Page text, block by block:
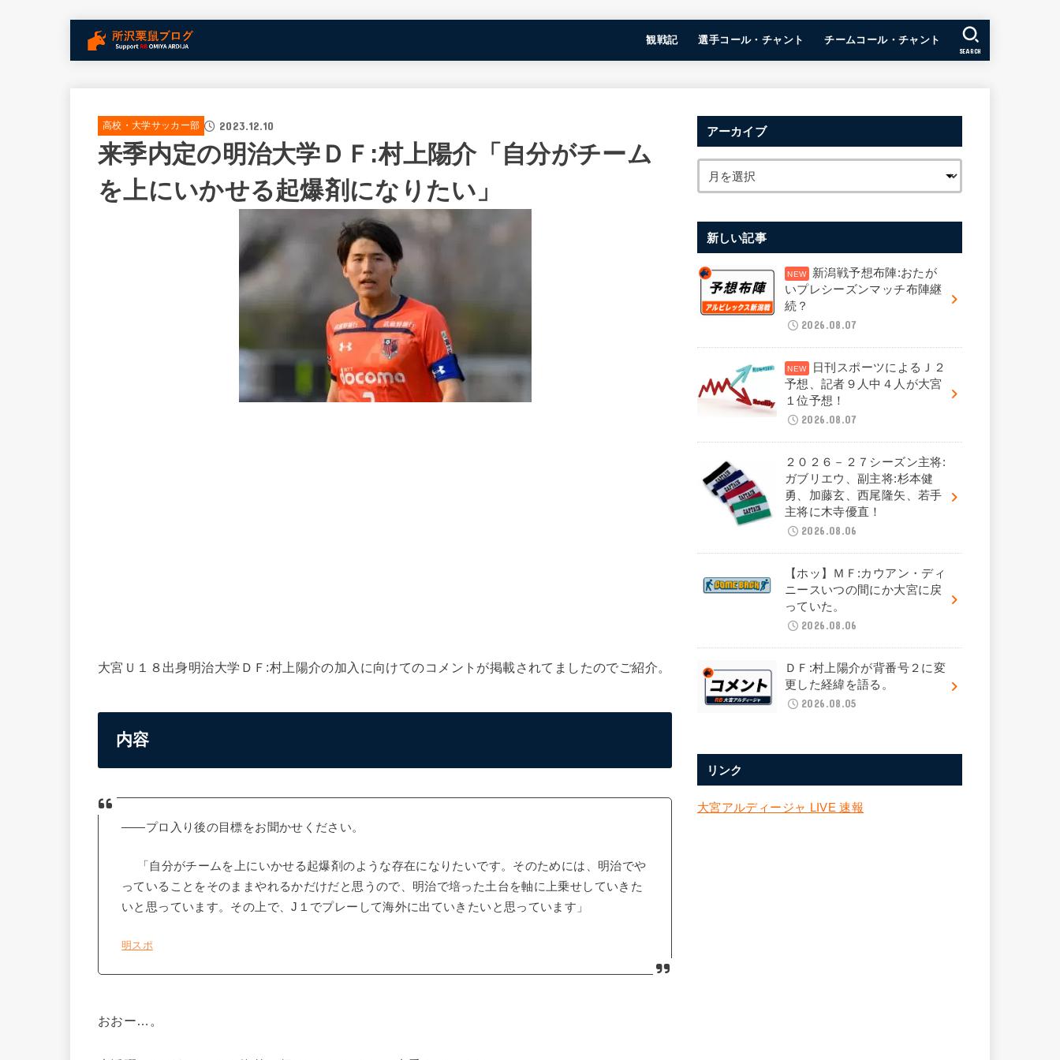
観戦記 選手コール・チャント チームコール・チャント
SEARCH
高校・大学サッカー部 2023.12.10
来季内定の明治大学ＤＦ:村上陽介「自分がチーム
を上にいかせる起爆剤になりたい」
大宮Ｕ１８出身明治大学ＤＦ:村上陽介の加入に向けてのコメントが掲載されてましたのでご紹介。
内容
――プロ入り後の目標をお聞かせください。
「自分がチームを上にいかせる起爆剤のような存在になりたいです。そのためには、明治でや
っていることをそのままやれるかだけだと思うので、明治で培った土台を軸に上乗せしていきた
いと思っています。その上で、J１でプレーして海外に出ていきたいと思っています」
明スポ
おおー…。
アーカイブ
新しい記事
新潟戦予想布陣:おたが
いプレシーズンマッチ布陣継
続？
2026.08.07
日刊スポーツによるＪ２
予想、記者９人中４人が大宮
１位予想！
2026.08.07
２０２６－２７シーズン主将:
ガブリエウ、副主将:杉本健
勇、加藤玄、西尾隆矢、若手
主将に木寺優直！
2026.08.06
【ホッ】ＭＦ:カウアン・ディ
ニースいつの間にか大宮に戻
っていた。
2026.08.06
ＤＦ:村上陽介が背番号２に変
更した経緯を語る。
2026.08.05
リンク
大宮アルディージャ LIVE 速報